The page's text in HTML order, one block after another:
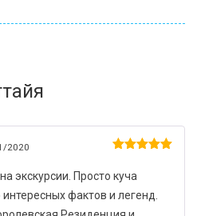
из 5
2020
экскурсии. Просто куча
фактов и легенд.